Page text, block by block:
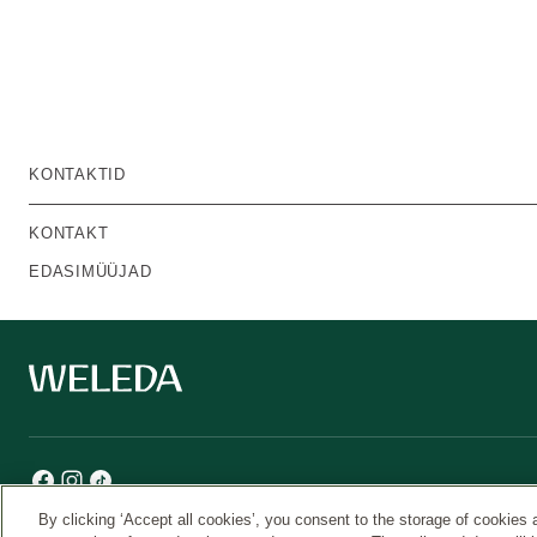
KONTAKTID
KONTAKT
EDASIMÜÜJAD
By clicking ‘Accept all cookies’, you consent to the storage of